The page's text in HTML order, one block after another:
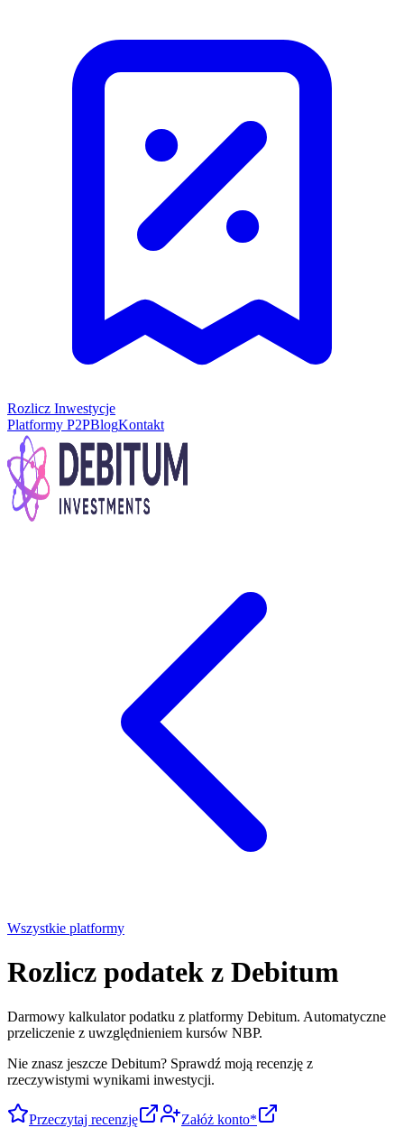
Rozlicz Inwestycje
Platformy P2PBlogKontakt
Wszystkie platformy
Rozlicz podatek z Debitum
Darmowy kalkulator podatku z platformy Debitum. Automatyczne
przeliczenie z uwzględnieniem kursów NBP.
Nie znasz jeszcze Debitum? Sprawdź moją recenzję z
rzeczywistymi wynikami inwestycji.
Przeczytaj recenzję Załóż konto*